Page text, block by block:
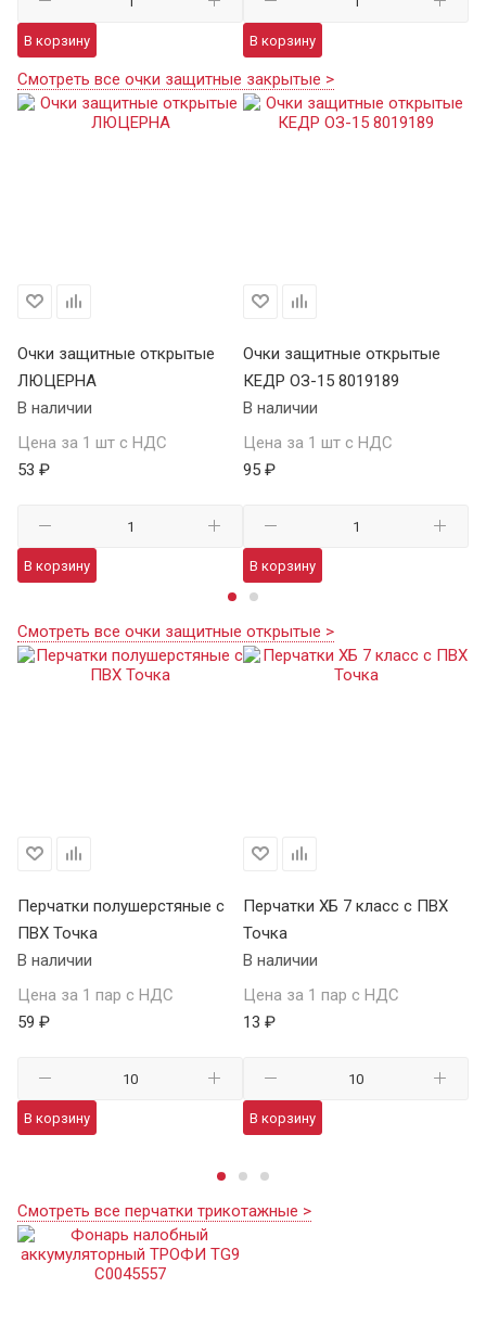
В корзину В корзину
Смотреть все очки защитные закрытые >
Очки защитные открытые
ЛЮЦЕРНА
В наличии
Цена за 1 шт с НДС
53 ₽
В корзину
Очки защитные открытые
КЕДР ОЗ-15 8019189
В наличии
Цена за 1 шт с НДС
95 ₽
В корзину
Смотреть все очки защитные открытые >
Перчатки полушерстяные с
ПВХ Точка
В наличии
Цена за 1 пар с НДС
59 ₽
В корзину
Перчатки ХБ 7 класс с ПВХ
Точка
В наличии
Цена за 1 пар с НДС
13 ₽
В корзину
Смотреть все перчатки трикотажные >